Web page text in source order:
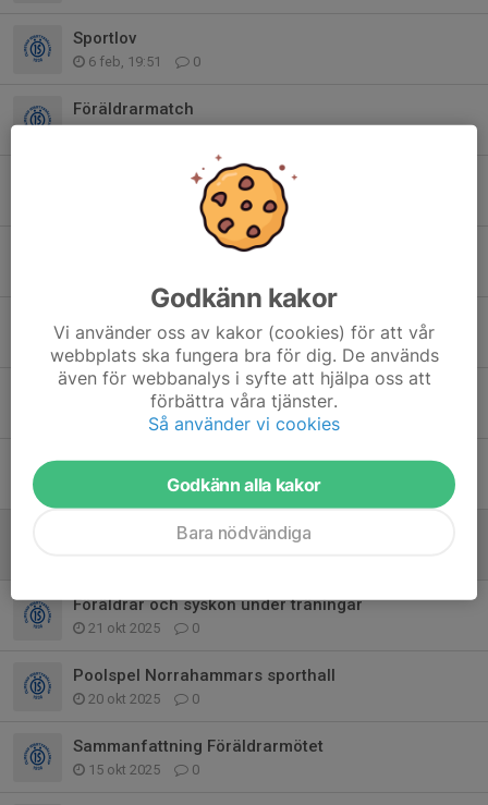
Sportlov
6 feb, 19:51 0
Föräldrarmatch
Föräldrarmatch
0
Träningar framöver F16/F17
Terminsstart innebandy F16/17
2 jan, 18:23 0
Terminsavslutning och information
11 dec 2025
Poolspel med F 16
0
Första poolspelet avklarat
Föräldrar och syskon under träningar
21 okt 2025 0
Poolspel Norrahammars sporthall
20 okt 2025 0
Sammanfattning Föräldrarmötet
15 okt 2025 0
Godkänn kakor
Vi använder oss av kakor (cookies) för att vår
webbplats ska fungera bra för dig. De används
även för webbanalys i syfte att hjälpa oss att
förbättra våra tjänster.
Så använder vi cookies
Godkänn alla kakor
Bara nödvändiga